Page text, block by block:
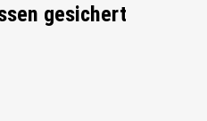
gesichert